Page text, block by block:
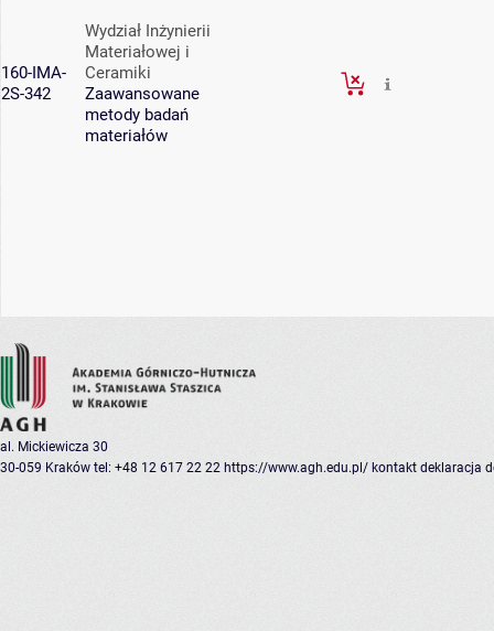
160-IMA-
2S-342
Wydział Inżynierii
Materiałowej i
Ceramiki
Zaawansowane
metody badań
materiałów
al. Mickiewicza 30
30-059 Kraków tel: +48 12 617 22 22 https://www.agh.edu.pl/ kontakt deklaracja